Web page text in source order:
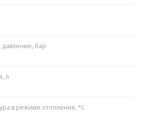
бар
л
в режиме отопления, °C